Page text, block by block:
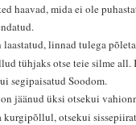
haavad, mida ei ole
laastatud, linnad tulega
tühjaks otse teie silme all.
segipaisatud Soodom.
jäänud üksi otsekui
kurgipõllul, otsekui